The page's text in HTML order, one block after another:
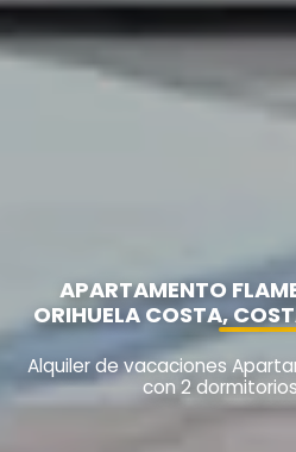
APARTAMENTO
ORIHUELA COSTA,
Alquiler de vacaciones
con 2